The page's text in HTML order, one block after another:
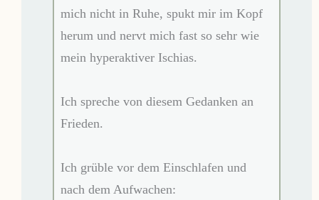
mich nicht in Ruhe, spukt mir im Kopf
herum und nervt mich fast so sehr wie
mein hyperaktiver Ischias.
Ich spreche von diesem Gedanken an
Frieden.
Ich grüble vor dem Einschlafen und
nach dem Aufwachen: